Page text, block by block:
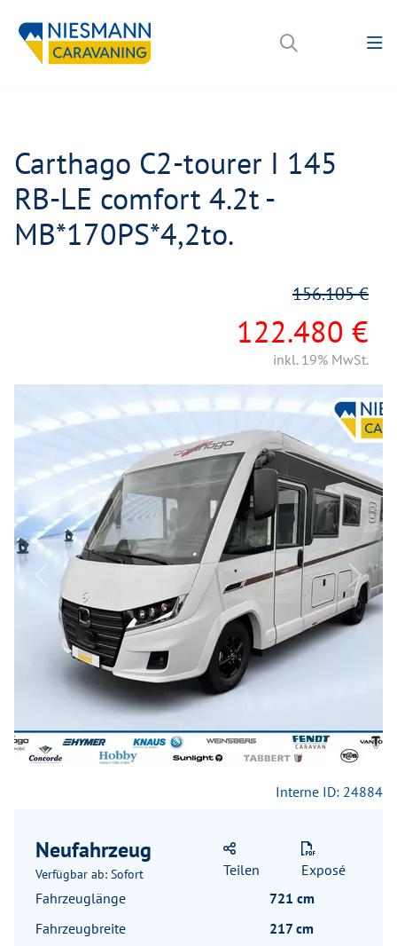
Carthago C2-tourer I 145
RB-LE comfort 4.2t -
MB*170PS*4,2to.
122.480 €
156.105 €
inkl. 19% MwSt.
Next
Interne ID: 24884
Neufahrzeug
Verfügbar ab: Sofort Teilen
Exposé
Fahrzeuglänge
721 cm
Fahrzeugbreite
217 cm